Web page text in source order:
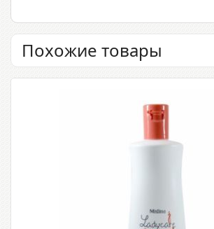
Похожие товары